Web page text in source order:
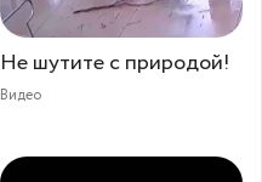
Не шутите с природой!
Видео